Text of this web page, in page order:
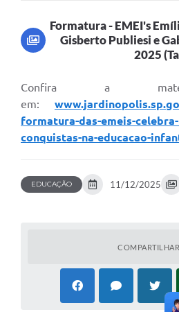
Formatura - EMEI's
Gisberto Publiesi e
2025
Confira a
em:
formatura-das-emeis-
conquistas-na-educacao-
EDUCAÇÃO 11/12/2025
COMPARTILHAR